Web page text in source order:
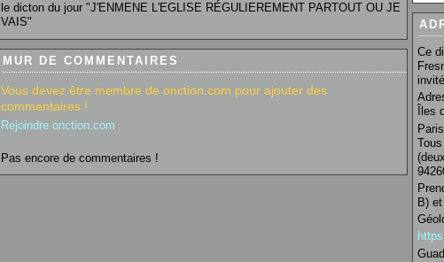
le dicton du jour "J'ENMENE L'EGLISE RÉGULIEREMENT PARTOUT OU JE
VAIS"
MUR DE COMMENTAIRES
Vous devez être membre de onction.com pour ajouter des
commentaires !
Rejoindre onction.com
Pas encore de commentaires !
Ce
Îles
B)